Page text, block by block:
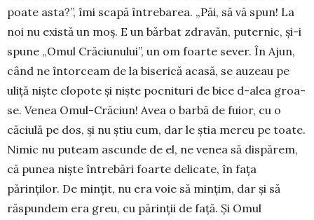
poate as­ta?”, îmi scapă întrebarea. „Păi, să vă spun! La
noi nu există un moș. E un băr­bat zdra­văn, puternic, și-i
spune „Omul Cră­ciunului”, un om foarte sever. În Ajun,
când ne în­torceam de la biserică acasă, se auzeau pe
uliță niște clopote și niște pocnituri de bice d-alea groa­
se. Venea Omul-Crăciun! Avea o barbă de fuior, cu o
căciulă pe dos, și nu știu cum, dar le știa me­reu pe toate.
Nimic nu puteam ascunde de el, ne venea să dispărem,
că punea niște întrebări foarte delicate, în fața
părinților. De mințit, nu era voie să mințim, dar și să
răspundem era greu, cu pă­rinții de față. Și Omul